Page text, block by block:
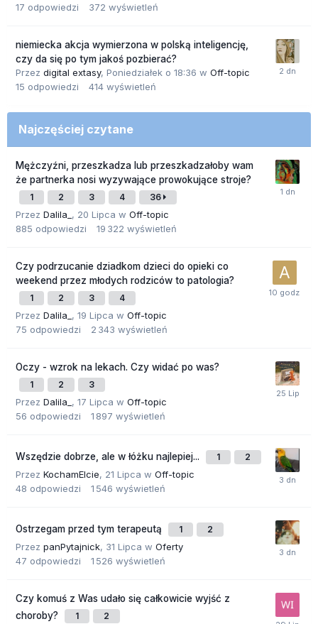
17 odpowiedzi 372 wyświetleń
niemiecka akcja wymierzona w polską inteligencję,
czy da się po tym jakoś pozbierać?
Przez digital extasy, Poniedziałek o 18:36 w Off-topic
15 odpowiedzi 414 wyświetleń
Najczęściej czytane
Mężczyźni, przeszkadza lub przeszkadzałoby wam
że partnerka nosi wyzywające prowokujące stroje?
1 2 3 4 36
Przez Dalila_ , 20 Lipca w Off-topic
885 odpowiedzi 19 322 wyświetleń
Czy podrzucanie dziadkom dzieci do opieki co
weekend przez młodych rodziców to patologia?
1 2 3 4
Przez Dalila_ , 19 Lipca w Off-topic
75 odpowiedzi 2 343 wyświetleń
Oczy - wzrok na lekach. Czy widać po was?
1 2 3
Przez Dalila_ , 17 Lipca w Off-topic
56 odpowiedzi 1 897 wyświetleń
Wszędzie dobrze, ale w łóżku najlepiej... 1 2
Przez KochamElcie, 21 Lipca w Off-topic
48 odpowiedzi 1 546 wyświetleń
Ostrzegam przed tym terapeutą 1 2
Przez panPytajnick, 31 Lipca w Oferty
47 odpowiedzi 1 526 wyświetleń
Czy komuś z Was udało się całkowicie wyjść z
choroby?
1 2